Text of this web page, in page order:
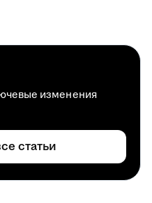
изменения
статьи